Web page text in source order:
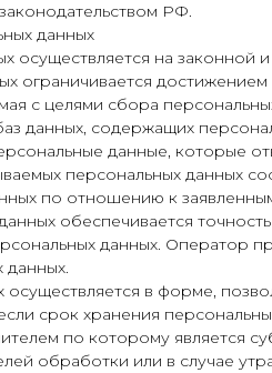
РФ.
данных
осуществляется на законной
ограничивается
с целями сбора
данных, содержащих
данные, которые
персональных данных
по отношению к
обеспечивается
данных. Оператор
данных.
осуществляется в форме,
срок хранения
по которому является
обработки или в случае